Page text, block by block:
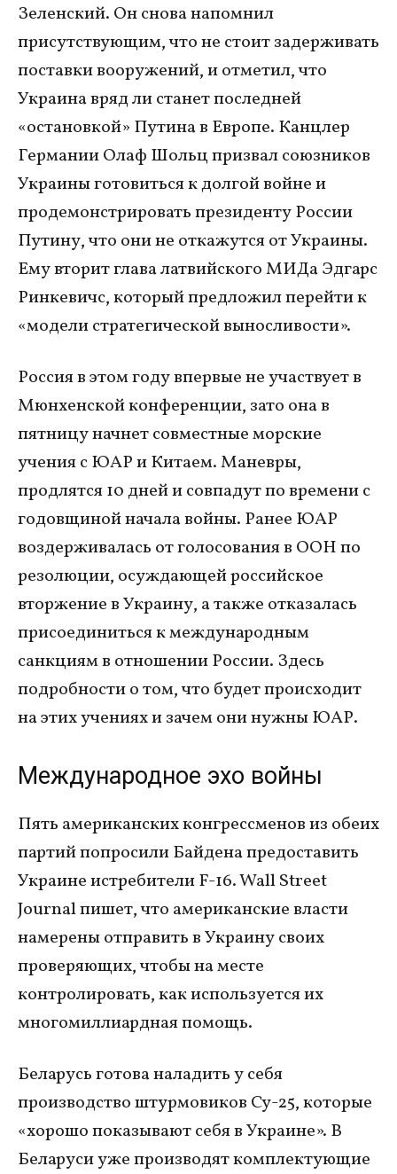
Зеленский. Он снова напомнил
присутствующим, что не стоит задерживать
поставки вооружений, и отметил, что
Украина вряд ли станет последней
«остановкой» Путина в Европе. Канцлер
Германии Олаф Шольц призвал союзников
Украины готовиться к долгой войне и
продемонстрировать президенту России
Путину, что они не откажутся от Украины.
Ему вторит глава латвийского МИДа Эдгарс
Ринкевичс, который предложил перейти к
«модели стратегической выносливости».
Россия в этом году впервые не участвует в
Мюнхенской конференции, зато она в
пятницу начнет совместные морские
учения с ЮАР и Китаем. Маневры,
продлятся 10 дней и совпадут по времени с
годовщиной начала войны. Ранее ЮАР
воздерживалась от голосования в ООН по
резолюции, осуждающей российское
вторжение в Украину, а также отказалась
присоединиться к международным
санкциям в отношении России. Здесь
подробности о том, что будет происходит
на этих учениях и зачем они нужны ЮАР.
Международное эхо войны
Пять американских конгрессменов из обеих
партий попросили Байдена предоставить
Украине истребители F-16. Wall Street
Journal пишет, что американские власти
намерены отправить в Украину своих
проверяющих, чтобы на месте
контролировать, как используется их
многомиллиардная помощь.
Беларусь готова наладить у себя
производство штурмовиков Су-25, которые
«хорошо показывают себя в Украине». В
Беларуси уже производят комплектующие